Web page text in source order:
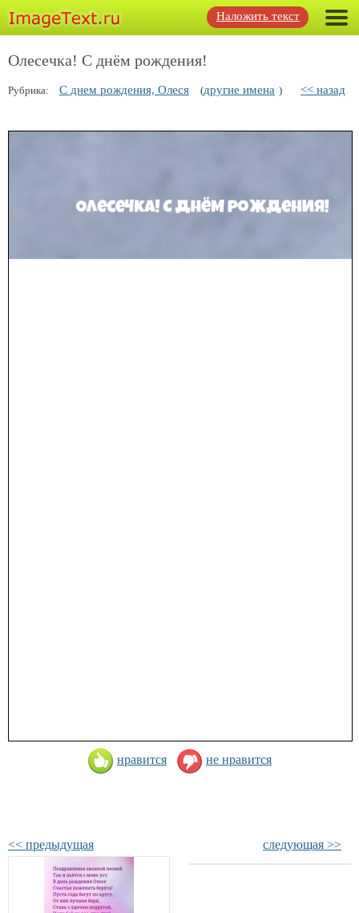
Наложить текст
Олесечка! С днём рождения!
Рубрика: С днем рождения, Олеся (другие имена ) << назад
нравится не нравится
<< предыдущая следующая >>